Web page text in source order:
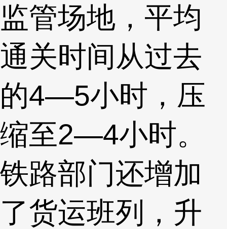
监管场地，平均
通关时间从过去
的4—5小时，压
缩至2—4小时。
铁路部门还增加
了货运班列，升